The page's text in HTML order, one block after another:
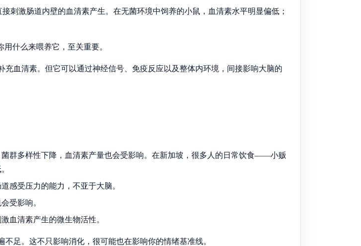
刺激肠道内壁的血清素产生。在无菌环境中饲养的小鼠，血清素水平明显偏低；
什么来喂养它，至关重要。
血清素。但它可以通过神经信号、免疫反应以及整体内环境，间接影响大脑的
群多样性下降，血清素产量也会受影响。在新加坡，很多人的日常饮食——小贩
感受压力的能力，不亚于大脑。
受影响。
血清素产生的微生物活性。
足。这不只影响消化，很可能也在影响你的情绪基准线。